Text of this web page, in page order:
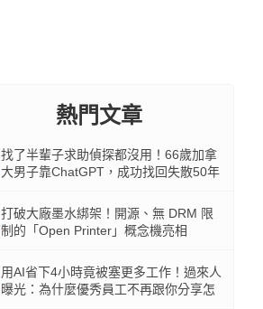
熱門文章
找了半輩子求助偵探都沒用！66歲加拿
大男子靠ChatGPT，成功找回失散50年
打破大廠墨水綁架！開源、無 DRM 限
制的「Open Printer」概念機亮相
用AI省下4小時竟被塞更多工作！過來人
曝光：為什麼優秀員工不再跟你分享怎